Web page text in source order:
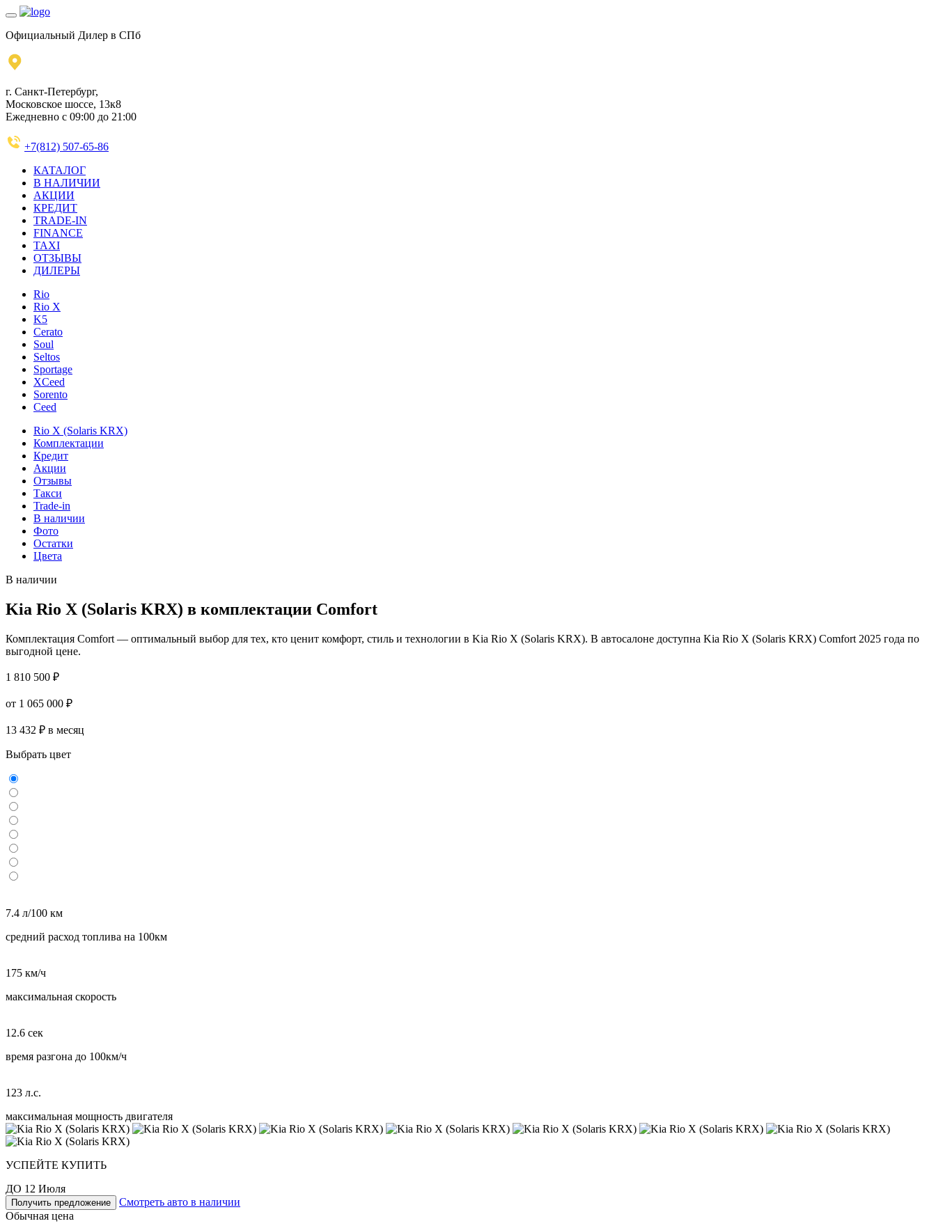
Официальный Дилер в СПб
г. Санкт-Петербург,
Московское шоссе, 13к8
Ежедневно с 09:00 до 21:00
+7(812) 507-65-86
КАТАЛОГ
В НАЛИЧИИ
АКЦИИ
КРЕДИТ
TRADE-IN
FINANCE
TAXI
ОТЗЫВЫ
ДИЛЕРЫ
Rio
Rio X
K5
Cerato
Soul
Seltos
Sportage
XCeed
Sorento
Ceed
Rio X (Solaris KRX)
Комплектации
Кредит
Акции
Отзывы
Такси
Trade-in
В наличии
Фото
Остатки
Цвета
В наличии
Kia Rio X (Solaris KRX) в комплектации Comfort
Комплектация Comfort — оптимальный выбор для тех, кто ценит комфорт, стиль и технологии в Kia Rio X (Solaris KRX). В автосалоне доступна Kia Rio X (Solaris KRX) Comfort 2025 года по
выгодной цене.
1 810 500 ₽
от 1 065 000 ₽
13 432 ₽ в месяц
Выбрать цвет
7.4 л/100 км
средний расход топлива на 100км
175 км/ч
максимальная скорость
12.6 сек
время разгона до 100км/ч
123 л.с.
максимальная мощность двигателя
УСПЕЙТЕ КУПИТЬ
ДО 12 Июля
Получить предложение
Смотреть авто в наличии
Обычная цена